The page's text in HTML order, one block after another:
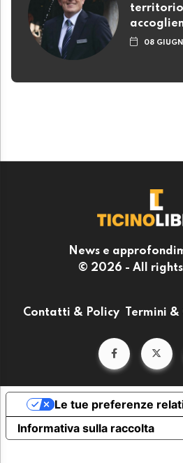
08
News e
© 2026 - All rights
Contatti & Policy Termini
Informativa sulla raccolta
Le tue preferenze